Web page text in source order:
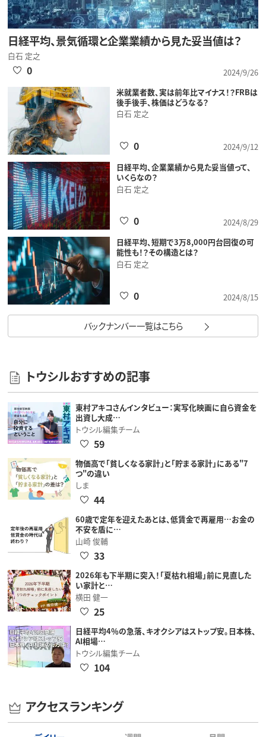
日経平均、景気循環と企業業績から見た妥当値は？
白石 定之
2024/9/26
0
米就業者数、実は前年比マイナス！？FRBは
後手後手、株価はどうなる？
白石 定之
2024/9/12
0
日経平均、企業業績から見た妥当値って、
いくらなの？
白石 定之
2024/8/29
0
日経平均、短期で3万8,000円台回復の可
能性も！？その構造とは？
白石 定之
2024/8/15
0
バックナンバー一覧はこちら
トウシルおすすめの記事
東村アキコさんインタビュー：実写化映画に自ら資金を
出資し大成…
トウシル編集チーム
59
物価高で「貧しくなる家計」と「貯まる家計」にある"7
つ"の違い
しま
44
60歳で定年を迎えたあとは、低賃金で再雇用…お金の
不安を盾に…
山崎 俊輔
33
2026年も下半期に突入！「夏枯れ相場」前に見直した
い家計と…
横田 健一
25
日経平均4％の急落、キオクシアはストップ安。日本株、
AI相場…
トウシル編集チーム
104
アクセスランキング